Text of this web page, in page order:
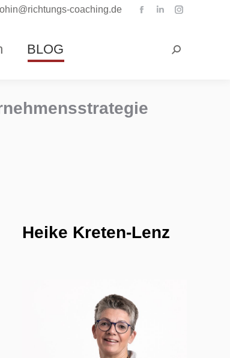
coaching.de
Facebook
Linkedin
opensopens
BLOG Search:
Heike Kreten-Lenz